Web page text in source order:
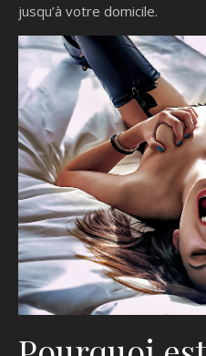
jusqu’à votre domicile.